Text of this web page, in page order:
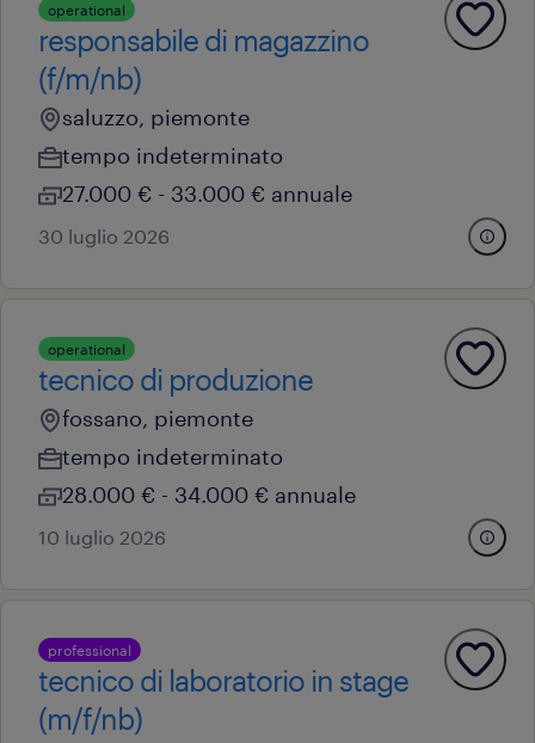
operational
responsabile di magazzino
(f/m/nb)
saluzzo, piemonte
tempo indeterminato
27.000 € - 33.000 € annuale
30 luglio 2026
operational
tecnico di produzione
fossano, piemonte
tempo indeterminato
28.000 € - 34.000 € annuale
10 luglio 2026
professional
tecnico di laboratorio in stage
(m/f/nb)